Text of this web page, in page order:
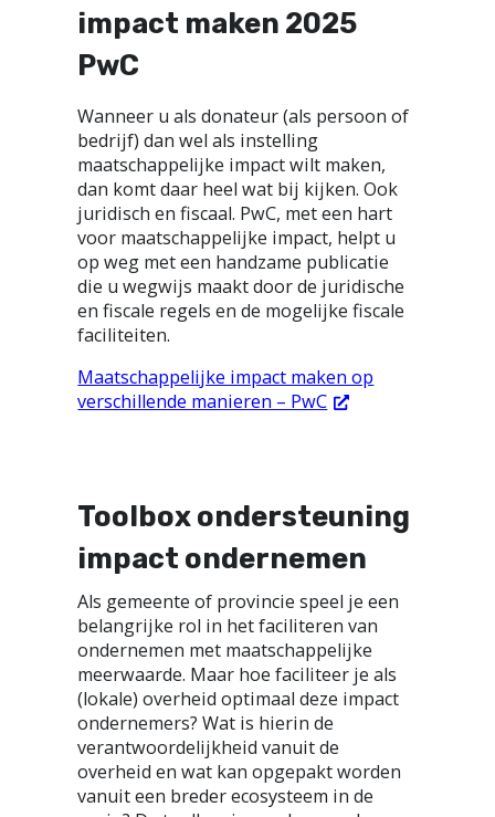
impact maken 2025
PwC
Wanneer u als donateur (als persoon of
bedrijf) dan wel als instelling
maatschappelijke impact wilt maken,
dan komt daar heel wat bij kijken. Ook
juridisch en fiscaal. PwC, met een hart
voor maatschappelijke impact, helpt u
op weg met een handzame publicatie
die u wegwijs maakt door de juridische
en fiscale regels en de mogelijke fiscale
faciliteiten.
Maatschappelijke impact maken op
verschillende manieren – PwC
Toolbox ondersteuning
impact ondernemen
Als gemeente of provincie speel je een
belangrijke rol in het faciliteren van
ondernemen met maatschappelijke
meerwaarde. Maar hoe faciliteer je als
(lokale) overheid optimaal deze impact
ondernemers? Wat is hierin de
verantwoordelijkheid vanuit de
overheid en wat kan opgepakt worden
vanuit een breder ecosysteem in de